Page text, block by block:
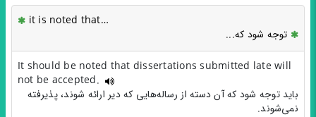
it is noted that…
توجه شود که...
It should be noted that dissertations submitted late will
not be accepted.
باید توجه شود که آن دسته از رساله‌هایی که دیر ارائه شوند، پذیرفته
نمی‌شوند.